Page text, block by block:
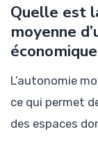
Quelle est
moyenne
L’autonomie
ce qui permet
des espaces